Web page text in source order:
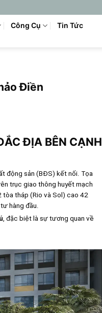
Công Cụ Tin Tức
Điền
ĐỊA BÊN CẠNH
động sản (BĐS) kết nối. Tọa
trục giao thông huyết mạch
tòa tháp (Rio và Sol) cao 42
hàng đầu.
, đặc biệt là sự tương quan về